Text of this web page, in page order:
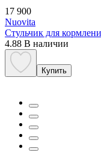
17 900
Nuovita
Стульчик для
4.88 В наличии
Купить